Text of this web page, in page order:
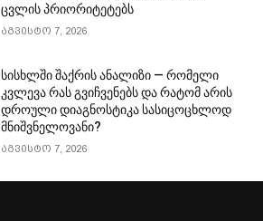
ცვლის პრიორიტეტებს
აგვისტო 7, 2026
სისხლში შაქრის ანალიზი — რომელი
კვლევა რას გვიჩვენებს და რატომ არის
დროული დიაგნოსტიკა სასიცოცხლოდ
მნიშვნელოვანი?
აგვისტო 7, 2026